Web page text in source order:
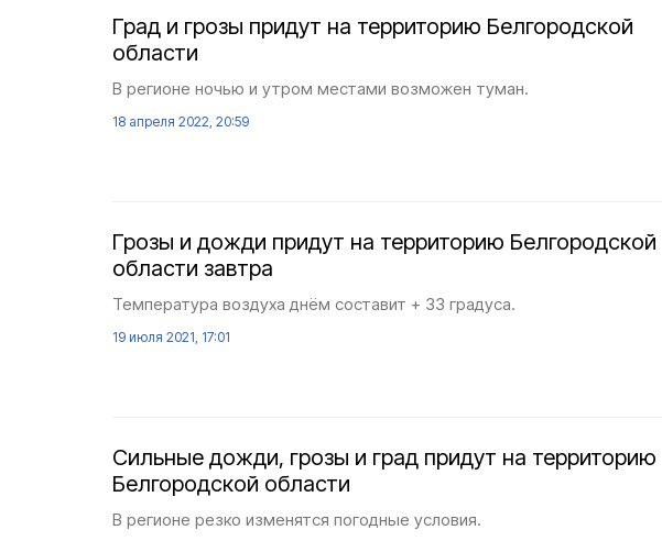
Град и грозы придут на территорию Белгородской
области
В регионе ночью и утром местами возможен туман.
18 апреля 2022, 20:59
Грозы и дожди придут на территорию Белгородской
области завтра
Температура воздуха днём составит + 33 градуса.
19 июля 2021, 17:01
Сильные дожди, грозы и град придут на территорию
Белгородской области
В регионе резко изменятся погодные условия.